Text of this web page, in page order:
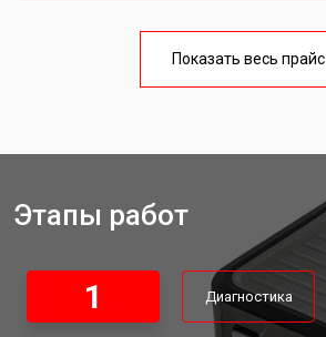
Показать весь прайс
Этапы работ
1 Диагностика